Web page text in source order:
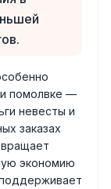
помолвке —
невесты и
заказах
экономию